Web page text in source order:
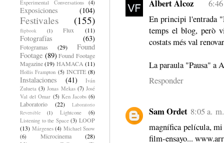
Albert Alcoz
En principi l'entrada
temps el blog, però
costats més val
La paraula "Pausa" a
Responder
Sam Ordet 8:05 a. m.
magnífica película,
film-ensayo...
Experimental Conversations (4)
Exposiciones (104)
Festivales (155)
flipbook (1) Flux (11)
Fotografías (63)
Fotogramas (29)
Found
Footage (89) Found Footage
Magazine (19) HAMACA (11)
Hollis Frampton (5) INCITE (8)
Instalaciones (41)
Iván
Zulueta (3) Jonas Mekas (7) José
Val del Omar (5) Ken Jacobs (6)
Laboratorio (22)
Laboratorio
Reversible
(1) Lightcone
(6)
Listening to the Space (3) LOOP
(13) Márgenes (4) Michael Snow
(6)
Microcinema
(28)